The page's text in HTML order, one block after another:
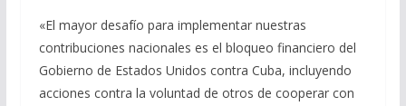
«El mayor desafío para implementar nuestras
contribuciones nacionales es el bloqueo financiero del
Gobierno de Estados Unidos contra Cuba, incluyendo
acciones contra la voluntad de otros de cooperar con